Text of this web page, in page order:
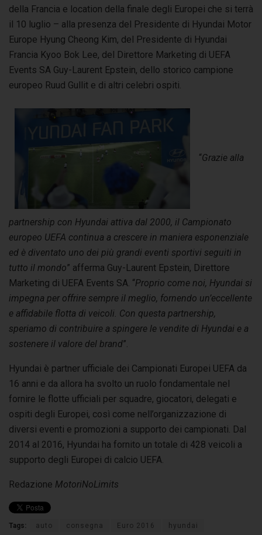
della Francia e location della finale degli Europei che si terrà
il 10 luglio – alla presenza del Presidente di Hyundai Motor
Europe Hyung Cheong Kim, del Presidente di Hyundai
Francia Kyoo Bok Lee, del Direttore Marketing di UEFA
Events SA Guy-Laurent Epstein, dello storico campione
europeo Ruud Gullit e di altri celebri ospiti.
“Grazie alla
partnership con Hyundai attiva dal 2000, il Campionato
europeo UEFA continua a crescere in maniera esponenziale
ed è diventato uno dei più grandi eventi sportivi seguiti in
tutto il mondo” afferma Guy-Laurent Epstein, Direttore
Marketing di UEFA Events SA. “Proprio come noi, Hyundai si
impegna per offrire sempre il meglio, fornendo un’eccellente
e affidabile flotta di veicoli. Con questa partnership,
speriamo di contribuire a spingere le vendite di Hyundai e a
sostenere il valore del brand”.
Hyundai è partner ufficiale dei Campionati Europei UEFA da
16 anni e da allora ha svolto un ruolo fondamentale nel
fornire le flotte ufficiali per squadre, giocatori, delegati e
ospiti degli Europei, così come nell’organizzazione di
diversi eventi e promozioni a supporto dei campionati. Dal
2014 al 2016, Hyundai ha fornito un totale di 428 veicoli a
supporto degli Europei di calcio UEFA.
Redazione MotoriNoLimits
Tags: auto consegna Euro 2016 hyundai